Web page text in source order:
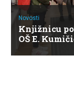
Novosti
Knjižnicu
OŠ E.